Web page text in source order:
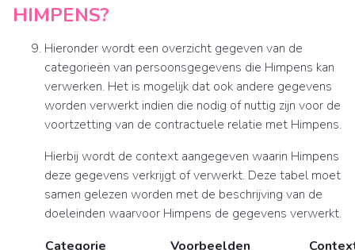
HIMPENS?
Hieronder wordt een overzicht gegeven van de
categorieën van persoonsgegevens die Himpens kan
verwerken. Het is mogelijk dat ook andere gegevens
worden verwerkt indien die nodig of nuttig zijn voor de
voortzetting van de contractuele relatie met Himpens.
Hierbij wordt de context aangegeven waarin Himpens
deze gegevens verkrijgt of verwerkt. Deze tabel moet
samen gelezen worden met de beschrijving van de
doeleinden waarvoor Himpens de gegevens verwerkt.
Categorie
Voorbeelden